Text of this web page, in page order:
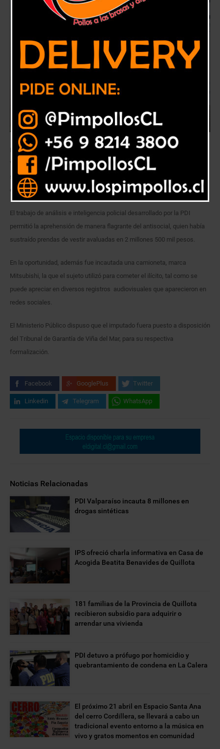
Detectives pertenecientes a la Brigada Investigadora de Robos
Valparaíso de la Policía de Investigaciones de Chile, detuvieron a un
sujeto identificado con las iniciales B.I.F.M. (21), por su participación en
el robo que afectó ayer a la tienda Tricot de Viña del Mar.
El trabajo de análisis e inteligencia policial desarrollado por la PDI
permitió la aprehensión de manera flagrante del antisocial, quien había
sustraído prendas de vestir avaluadas en 2 millones 500 mil pesos.
En la oportunidad, además fue incautada una camioneta, marca
Mitsubishi, la que el sujeto utilizó para cometer el ilícito, tal como se
puede apreciar en diversos registros audiovisuales que aparecieron en
redes sociales.
El Ministerio Público dispuso que el imputado fuera puesto a disposición
del Tribunal de Garantía de Viña del Mar, para su respectiva
formalización.
Facebook GooglePlus Twitter
Linkedin Telegram WhatsApp
Noticias Relacionadas
PDI Valparaíso incauta 8 millones en
drogas sintéticas
IPS ofreció charla informativa en Casa de
Acogida Beatita Benavides de Quillota
181 familias de la Provincia de Quillota
recibieron subsidio para adquirir o
arrendar una vivienda
PDI detuvo a prófugo por homicidio y
quebrantamiento de condena en La Calera
El próximo 21 abril en Espacio Santa Ana
del cerro Cordillera, se llevará a cabo un
tradicional evento entorno a la música en
vivo y gratos momentos en comunidad